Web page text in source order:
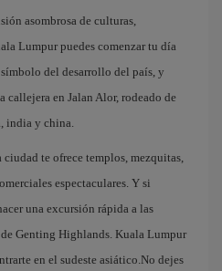
asombrosa de culturas,
Lumpur puedes comenzar tu día
del desarrollo del país, y
callejera en Jalan Alor, rodeado de
india y china.
ciudad te ofrece templos, mezquitas,
espectaculares. Y si
una excursión rápida a las
Genting Highlands. Kuala Lumpur
en el sudeste asiático.No dejes